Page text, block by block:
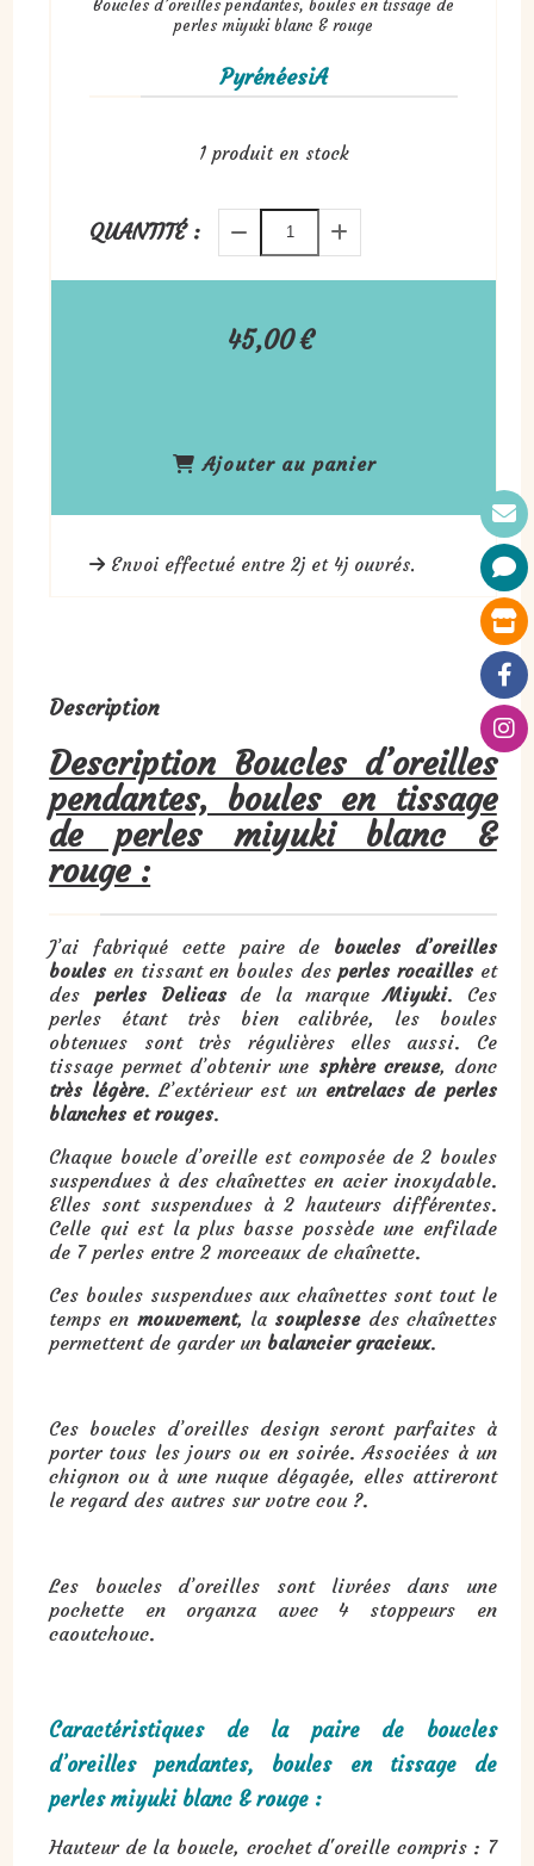
Boucles d’oreilles pendantes, boules en tissage de
perles miyuki blanc & rouge
PyrénéesiA
45,00€
1produit en stock
QUANTITÉ :
Ajouter au panier
Envoi effectué entre 2j et 4j ouvrés.
Description
Description Boucles d’oreilles
pendantes, boules en tissage
de perles miyuki blanc &
rouge :
J’ai fabriqué cette paire de boucles d’oreilles
boules en tissant en boules des perles rocailles et
des perles Delicasde la marqueMiyuki. Ces
perles étant très bien calibrée, les boules
obtenues sont très régulières elles aussi. Ce
tissage permet d’obtenir une sphère creuse, donc
très légère. L’extérieur est un entrelacs de perles
blanches et rouges.
Chaque boucle d’oreille est composée de 2 boules
suspendues à des chaînettes en acier inoxydable.
Elles sont suspendues à 2 hauteurs différentes.
Celle qui est la plus basse possède une enfilade
de 7 perles entre 2 morceaux de chaînette.
Ces boules suspendues aux chaînettes sont tout le
temps en mouvement, la souplessedes chaînettes
permettent de garder un balancier gracieux.
Ces boucles d’oreilles design seront parfaites à
porter tous les jours ou en soirée. Associées à un
chignon ou à une nuque dégagée, elles attireront
le regard des autres sur votre cou ?.
Les boucles d’oreilles sont livrées dans une
pochette en organza avec 4 stoppeurs en
caoutchouc.
Caractéristiques de la paire de boucles
d’oreilles pendantes, boules en tissage de
perles miyuki blanc & rouge :
Hauteur de la boucle, crochet d'oreille compris : 7